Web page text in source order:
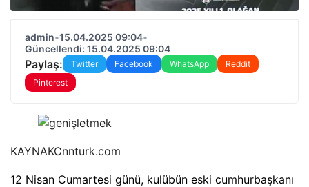
admin•15.04.2025 09:04•
Güncellendi: 15.04.2025 09:04
Paylaş: Twitter Facebook WhatsApp
Reddit
Pinterest
KAYNAKCnnturk.com
12 Nisan Cumartesi günü, kulübün eski cumhurbaşkanı